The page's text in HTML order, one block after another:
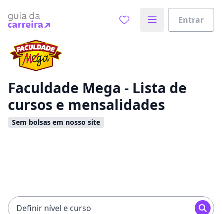
Entrar
Vamos te guiar no caminho ideal para seus estudos
Sim, já sei
Faculdade Mega - Lista de
cursos e mensalidades
Sem bolsas em nosso site
Definir nível e curso